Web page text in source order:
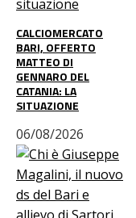
CALCIOMERCATO
BARI, OFFERTO
MATTEO DI
GENNARO DEL
CATANIA: LA
SITUAZIONE
06/08/2026